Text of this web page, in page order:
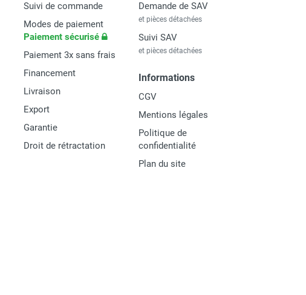
Suivi de commande
Modes de paiement
Paiement sécurisé
Paiement 3x sans frais
Financement
Livraison
Export
Garantie
Droit de rétractation
Demande de SAV
et pièces détachées
Suivi SAV
et pièces détachées
Informations
CGV
Mentions légales
Politique de
confidentialité
Plan du site